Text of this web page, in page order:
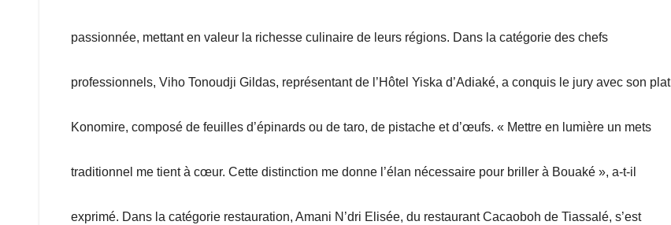
passionnée, mettant en valeur la richesse culinaire de leurs régions. Dans la catégorie des chefs
professionnels, Viho Tonoudji Gildas, représentant de l’Hôtel Yiska d’Adiaké, a conquis le jury avec son plat
Konomire, composé de feuilles d’épinards ou de taro, de pistache et d’œufs. « Mettre en lumière un mets
traditionnel me tient à cœur. Cette distinction me donne l’élan nécessaire pour briller à Bouaké », a-t-il
exprimé. Dans la catégorie restauration, Amani N’dri Elisée, du restaurant Cacaoboh de Tiassalé, s’est